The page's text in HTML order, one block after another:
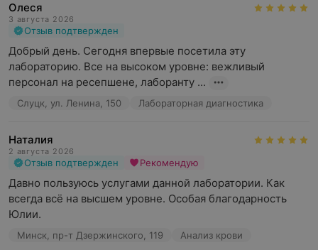
Олеся
3 августа 2026
Отзыв подтвержден
Добрый день. Сегодня впервые посетила эту
лабораторию. Все на высоком уровне: вежливый
персонал на ресепшене, лаборанту ...
Слуцк, ул. Ленина, 150 Лабораторная диагностика
Наталия
2 августа 2026
Отзыв подтвержден Рекомендую
Давно пользуюсь услугами данной лаборатории. Как
всегда всё на высшем уровне. Особая благодарность
Юлии.
Минск, пр-т Дзержинского, 119 Анализ крови